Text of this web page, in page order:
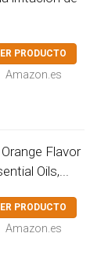
PRODUCTO
Amazon.es
Flavor
Oils,...
PRODUCTO
Amazon.es